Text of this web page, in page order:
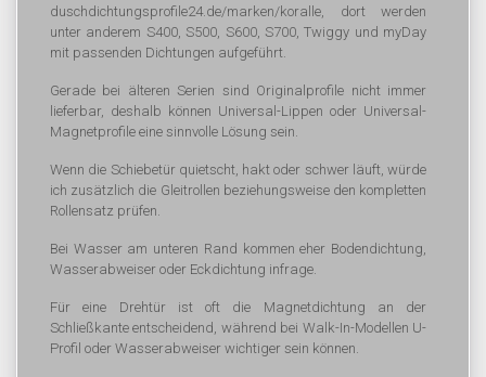
duschdichtungsprofile24.de/marken/koralle, dort werden
unter anderem S400, S500, S600, S700, Twiggy und myDay
mit passenden Dichtungen aufgeführt.
Gerade bei älteren Serien sind Originalprofile nicht immer
lieferbar, deshalb können Universal-Lippen oder Universal-
Magnetprofile eine sinnvolle Lösung sein.
Wenn die Schiebetür quietscht, hakt oder schwer läuft, würde
ich zusätzlich die Gleitrollen beziehungsweise den kompletten
Rollensatz prüfen.
Bei Wasser am unteren Rand kommen eher Bodendichtung,
Wasserabweiser oder Eckdichtung infrage.
Für eine Drehtür ist oft die Magnetdichtung an der
Schließkante entscheidend, während bei Walk-In-Modellen U-
Profil oder Wasserabweiser wichtiger sein können.